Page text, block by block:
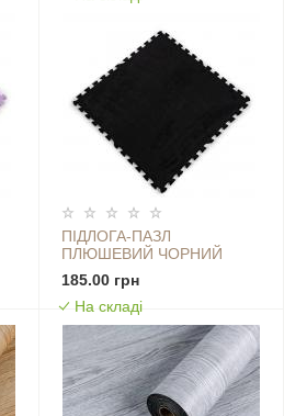
ПІДЛОГА-ПАЗЛ
ПЛЮШЕВИЙ ЧОРНИЙ
60*60*1CM (D) SW-
00002079
185.00 грн
На складі